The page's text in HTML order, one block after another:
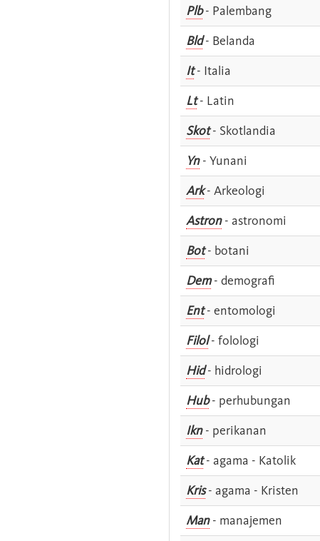
Plb- Palembang
Bld- Belanda
It- Italia
Lt- Latin
Skot- Skotlandia
Yn- Yunani
Ark- Arkeologi
Astron- astronomi
Bot- botani
Dem- demografi
Ent- entomologi
Filol- folologi
Hid- hidrologi
Hub- perhubungan
Ikn- perikanan
Kat- agama - Katolik
Kris- agama - Kristen
Man- manajemen